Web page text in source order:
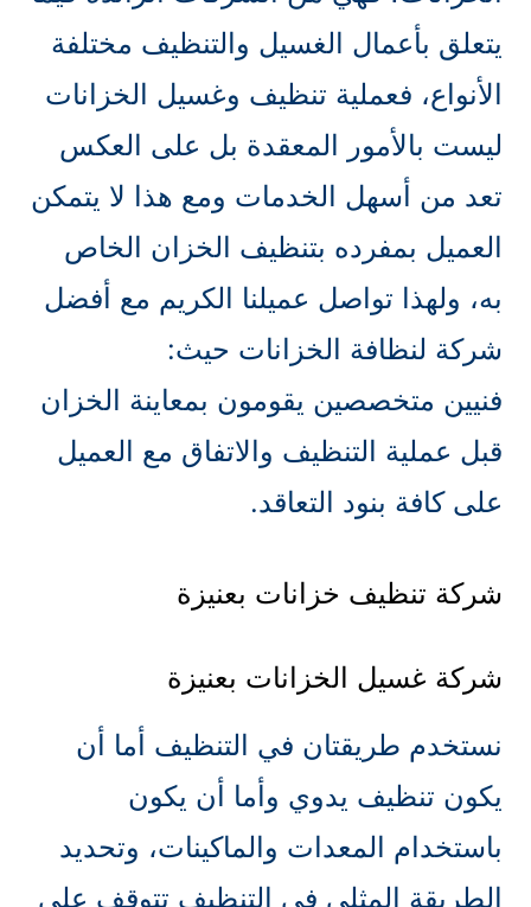
يتعلق بأعمال الغسيل والتنظيف مختلفة
الأنواع، فعملية تنظيف وغسيل الخزانات
ليست بالأمور المعقدة بل على العكس
تعد من أسهل الخدمات ومع هذا لا يتمكن
العميل بمفرده بتنظيف الخزان الخاص
به، ولهذا تواصل عميلنا الكريم مع أفضل
شركة لنظافة الخزانات حيث:
فنيين متخصصين يقومون بمعاينة الخزان
قبل عملية التنظيف والاتفاق مع العميل
على كافة بنود التعاقد.
شركة تنظيف خزانات بعنيزة
شركة غسيل الخزانات بعنيزة
نستخدم طريقتان في التنظيف أما أن
يكون تنظيف يدوي وأما أن يكون
باستخدام المعدات والماكينات، وتحديد
الطريقة المثلى في التنظيف تتوقف على